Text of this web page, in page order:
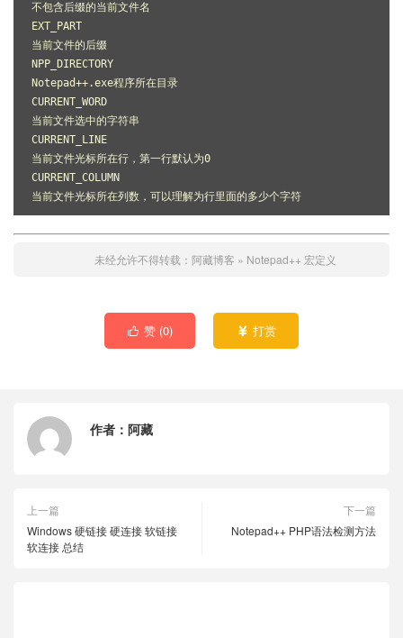
不包含后缀的当前文件名
EXT_PART
当前文件的后缀
NPP_DIRECTORY
Notepad++.exe程序所在目录
CURRENT_WORD
当前文件选中的字符串
CURRENT_LINE
当前文件光标所在行，第一行默认为0
CURRENT_COLUMN
当前文件光标所在列数，可以理解为行里面的多少个字符
未经允许不得转载： 阿藏博客 » Notepad++ 宏定义
 赞 (0)  打赏
作者： 阿藏
上一篇
Windows 硬链接 硬连接 软链接
软连接 总结
下一篇
Notepad++ PHP语法检测方法